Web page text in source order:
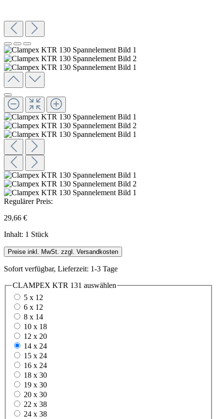
Regulärer Preis:
29,66 €
Inhalt: 1 Stück
Preise inkl. MwSt. zzgl. Versandkosten
Sofort verfügbar, Lieferzeit: 1-3 Tage
CLAMPEX KTR 131 auswählen
5 x 12
6 x 12
8 x 14
10 x 18
12 x 20
14 x 24
15 x 24
16 x 24
18 x 30
19 x 30
20 x 30
22 x 38
24 x 38